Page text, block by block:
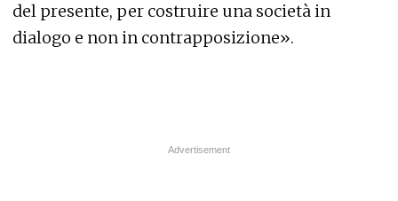
del presente, per costruire una società in
dialogo e non in contrapposizione».